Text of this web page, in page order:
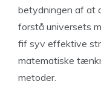
betydningen af at
forstå universets
fif syv effektive
matematiske
metoder.